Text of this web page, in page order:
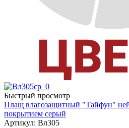
Быстрый просмотр
Плащ влагозащитный "Тайфун"
покрытием серый
Артикул: Вл305